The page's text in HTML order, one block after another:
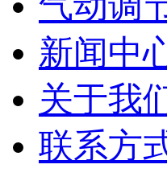
新闻中
关于我
联系方